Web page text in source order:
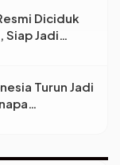
Diciduk
Siap Jadi
Turun Jadi
Malah Makin